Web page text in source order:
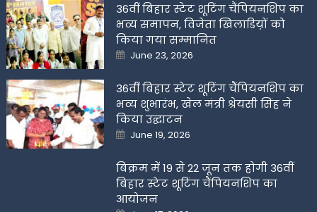
36वीं बिहार स्टेट शूटिंग चैंपियनशिप का
भव्य समापन, विजेता खिलाडिय़ों को
किया गया सम्मानित
Posted
on
June 23, 2026
36वीं बिहार स्टेट शूटिंग चैंपियनशिप का
भव्य शुभारंभ, खेल मंत्री श्रेयसी सिंह ने
किया उद्घाटन
Posted
on
June 19, 2026
बिक्रम में 19 से 22 जून तक होगी 36वीं
बिहार स्टेट शूटिंग चैंपियनशिप का
आयोजन